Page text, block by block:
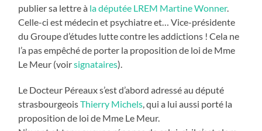
publier sa lettre à la députée LREM Martine Wonner.
Celle-ci est médecin et psychiatre et… Vice-présidente
du Groupe d’études lutte contre les addictions ! Cela ne
l’a pas empêché de porter la proposition de loi de Mme
Le Meur (voirsignataires).
Le Docteur Péreaux s’est d’abord adressé au député
strasbourgeoisThierry Michels , qui a lui aussi porté la
proposition de loi de Mme Le Meur.